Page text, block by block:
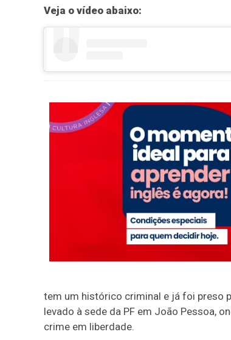
Veja o vídeo abaixo:
tem um histórico criminal e já foi preso
levado à sede da PF em João Pessoa,
crime em liberdade.